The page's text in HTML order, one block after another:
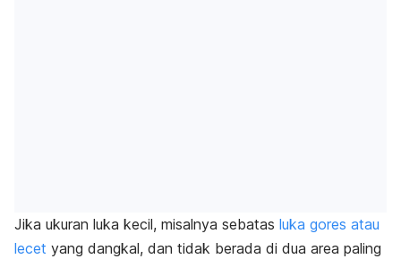
Jika ukuran luka kecil, misalnya sebatas luka gores atau
lecet yang dangkal, dan tidak berada di dua area paling